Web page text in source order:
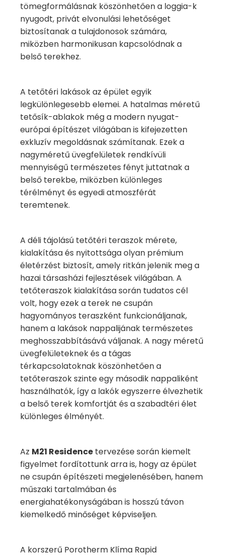
tömegformálásnak köszönhetően a loggia-k
nyugodt, privát elvonulási lehetőséget
biztosítanak a tulajdonosok számára,
miközben harmonikusan kapcsolódnak a
belső terekhez.
A tetőtéri lakások az épület egyik
legkülönlegesebb elemei. A hatalmas méretű
tetősík-ablakok még a modern nyugat-
európai építészet világában is kifejezetten
exkluzív megoldásnak számítanak. Ezek a
nagyméretű üvegfelületek rendkívüli
mennyiségű természetes fényt juttatnak a
belső terekbe, miközben különleges
térélményt és egyedi atmoszférát
teremtenek.
A déli tájolású tetőtéri teraszok mérete,
kialakítása és nyitottsága olyan prémium
életérzést biztosít, amely ritkán jelenik meg a
hazai társasházi fejlesztések világában. A
tetőteraszok kialakítása során tudatos cél
volt, hogy ezek a terek ne csupán
hagyományos teraszként funkcionáljanak,
hanem a lakások nappalijának természetes
meghosszabbításává váljanak. A nagy méretű
üvegfelületeknek és a tágas
térkapcsolatoknak köszönhetően a
tetőteraszok szinte egy második nappaliként
használhatók, így a lakók egyszerre élvezhetik
a belső terek komfortját és a szabadtéri élet
különleges élményét.
Az M21 Residence tervezése során kiemelt
figyelmet fordítottunk arra is, hogy az épület
ne csupán építészeti megjelenésében, hanem
műszaki tartalmában és
energiahatékonyságában is hosszú távon
kiemelkedő minőséget képviseljen.
A korszerű Porotherm Klíma Rapid